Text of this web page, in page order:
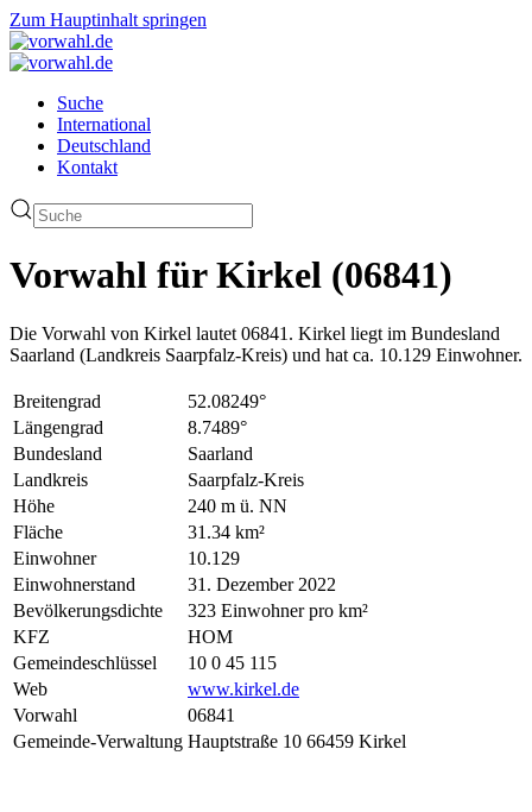
Zum Hauptinhalt springen
Suche
International
Deutschland
Kontakt
Vorwahl für Kirkel (06841)
Die Vorwahl von Kirkel lautet 06841. Kirkel liegt im Bundesland
Saarland (Landkreis Saarpfalz-Kreis) und hat ca. 10.129 Einwohner.
Breitengrad
52.08249°
Längengrad
8.7489°
Bundesland
Saarland
Landkreis
Saarpfalz-Kreis
Höhe
240 m ü. NN
Fläche
31.34 km²
Einwohner
10.129
Einwohnerstand
31. Dezember 2022
Bevölkerungsdichte
323 Einwohner pro km²
KFZ
HOM
Gemeindeschlüssel
10 0 45 115
Web
www.kirkel.de
Vorwahl
06841
Gemeinde-Verwaltung Hauptstraße 10 66459 Kirkel